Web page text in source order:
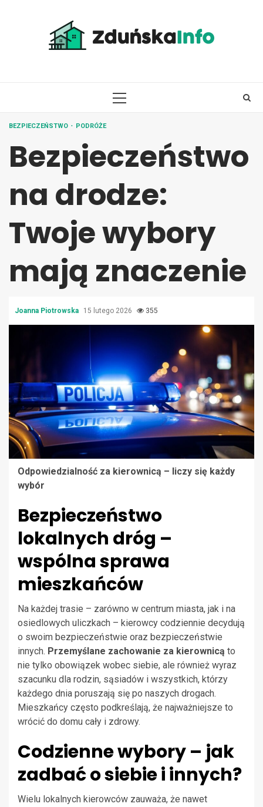
PRIMARY
BEZPIECZEŃSTWO PODRÓŻE
Bezpieczeństwo
na drodze:
Twoje wybory
mają znaczenie
Joanna Piotrowska 15 lutego 2026 355
Odpowiedzialność za kierownicą – liczy się każdy
wybór
Bezpieczeństwo
lokalnych dróg –
wspólna sprawa
mieszkańców
Na każdej trasie – zarówno w centrum miasta, jak i na
osiedlowych uliczkach – kierowcy codziennie decydują
o swoim bezpieczeństwie oraz bezpieczeństwie
innych. Przemyślane zachowanie za kierownicą to
nie tylko obowiązek wobec siebie, ale również wyraz
szacunku dla rodzin, sąsiadów i wszystkich, którzy
każdego dnia poruszają się po naszych drogach.
Mieszkańcy często podkreślają, że najważniejsze to
wrócić do domu cały i zdrowy.
Codzienne wybory – jak
zadbać o siebie i innych?
Wielu lokalnych kierowców zauważa, że nawet